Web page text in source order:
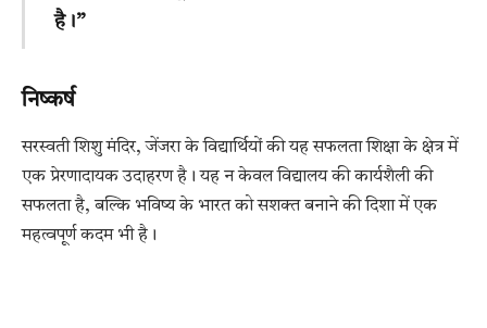
है।”
निष्कर्ष
सरस्वती शिशु मंदिर, जेंजरा के विद्यार्थियों की यह सफलता शिक्षा के क्षेत्र में
एक प्रेरणादायक उदाहरण है। यह न केवल विद्यालय की कार्यशैली की
सफलता है, बल्कि भविष्य के भारत को सशक्त बनाने की दिशा में एक
महत्वपूर्ण कदम भी है।